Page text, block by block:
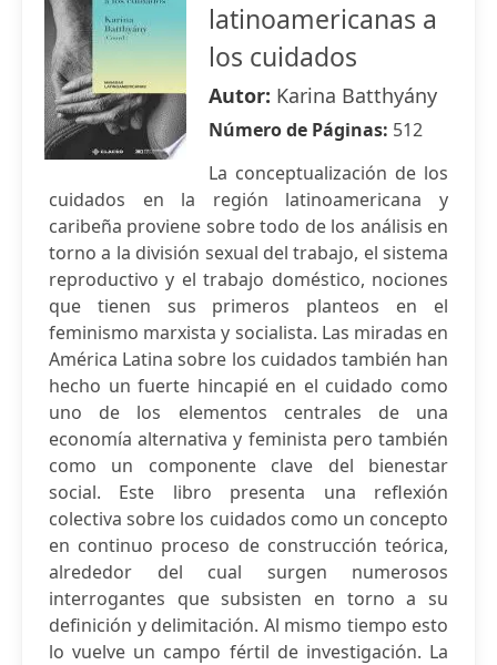
latinoamericanas a
los cuidados
Autor: Karina Batthyány
Número de Páginas: 512
La conceptualización de los
cuidados en la región latinoamericana y
caribeña proviene sobre todo de los análisis en
torno a la división sexual del trabajo, el sistema
reproductivo y el trabajo doméstico, nociones
que tienen sus primeros planteos en el
feminismo marxista y socialista. Las miradas en
América Latina sobre los cuidados también han
hecho un fuerte hincapié en el cuidado como
uno de los elementos centrales de una
economía alternativa y feminista pero también
como un componente clave del bienestar
social. Este libro presenta una reflexión
colectiva sobre los cuidados como un concepto
en continuo proceso de construcción teórica,
alrededor del cual surgen numerosos
interrogantes que subsisten en torno a su
definición y delimitación. Al mismo tiempo esto
lo vuelve un campo fértil de investigación. La